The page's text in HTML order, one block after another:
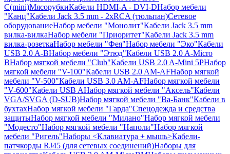
C(mini)МясорубкиКабели HDMI-A - DVI-DНабор мебели
"Канц"Кабели Jack 3.5 mm - 2xRCA (тюльпан)Сетевое
оборудованиеНабор мебели "Монолит"Кабели Jack 3.5 mm
вилка-вилкаНабор мебели "Приоритет"Кабели Jack 3.5 mm
вилка-розеткаНабор мебели "Фея"Набор мебели "Эко"Кабели
USB 2.0 A-BНабор мебели "Этюд"Кабели USB 2.0 A-Micro
BНабор мягкой мебели "Club"Кабели USB 2.0 A-Mini 5PНабор
мягкой мебели "V-100"Кабели USB 2.0 AM-AFНабор мягкой
мебели "V-500"Кабели USB 3.0 AM-AFНабор мягкой мебели
"V-600"Кабели USB AНабор мягкой мебели "Аксель"Кабели
VGA/SVGA (D-SUB)Набор мягкой мебели "Ва-Банк"Кабели в
бухтахНабор мягкой мебели "Гарда"Спецодежда и средства
защитыНабор мягкой мебели "Милано"Набор мягкой мебели
"Модесто"Набор мягкой мебели "Наполи"Набор мягкой
мебели "Ригель"Наборы <Клавиатура + мышь>Кабели-
патчкорды RJ45 (для сетевых соединений)Наборы для